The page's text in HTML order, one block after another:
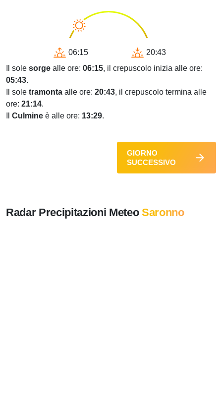
06:15
20:43
Il sole sorge alle ore: 06:15, il crepuscolo inizia alle ore:
05:43.
Il sole tramonta alle ore: 20:43, il crepuscolo termina alle
ore: 21:14.
Culmine è alle ore: 13:29.
GIORNO
SUCCESSIVO
Radar Precipitazioni MeteoSaronno